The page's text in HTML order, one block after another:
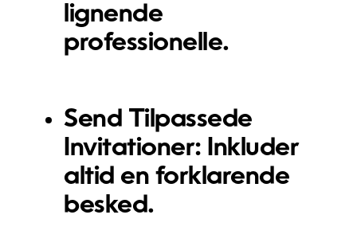
lignende
professionelle.
Send Tilpassede
Invitationer: Inkluder
altid en forklarende
besked.